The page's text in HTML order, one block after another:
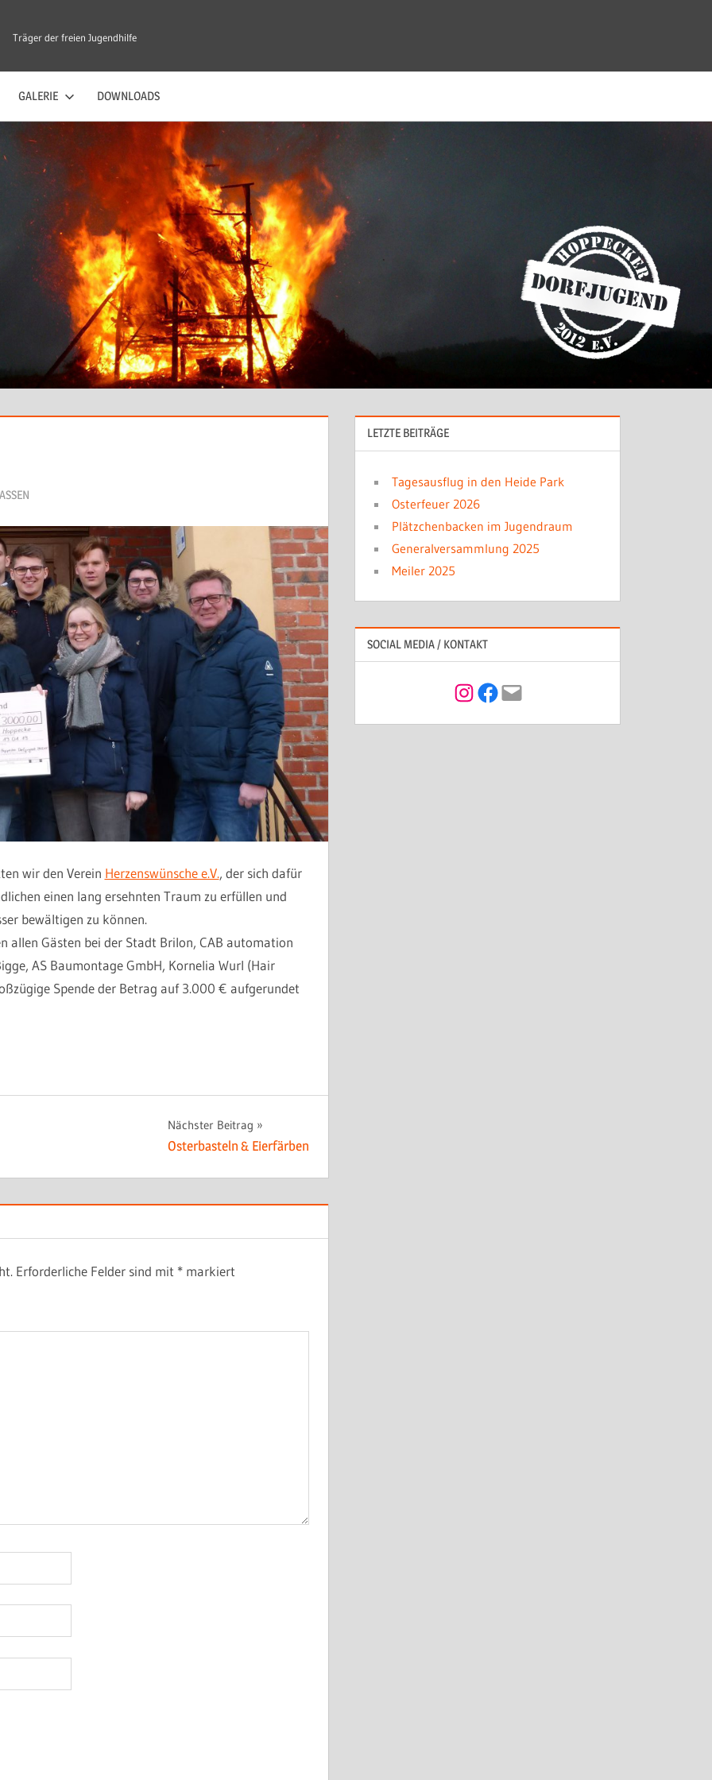
Träger der freien Jugendhilfe
GALERIE DOWNLOADS
wir den Verein Herzenswünsche e.V., der sich dafür
einen lang ersehnten Traum zu erfüllen und
bewältigen zu können.
allen Gästen bei der Stadt Brilon, CAB automation
AS Baumontage GmbH, Kornelia Wurl (Hair
Spende der Betrag auf 3.000 € aufgerundet
Nächster Beitrag
Osterbasteln & Eierfärben
Erforderliche Felder sind mit * markiert
LETZTE BEITRÄGE
Tagesausflug in den Heide Park
Osterfeuer 2026
Plätzchenbacken im Jugendraum
Generalversammlung 2025
Meiler 2025
SOCIAL MEDIA / KONTAKT
Instagram
Facebook
Mail